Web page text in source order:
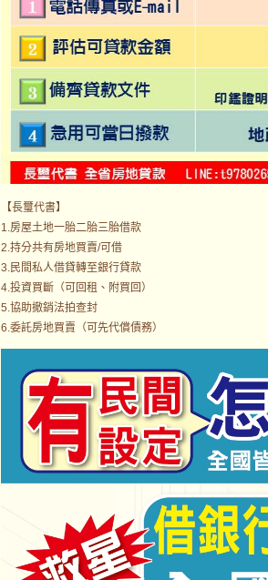
【長璽代書】
1.房屋土地一胎二胎三胎借款
2.持分共有房地買賣/可借
3.民間私人借貸轉至銀行貸款
4.投資買斷（可回租、附買回）
5.協助撤銷法拍查封
6.委託房地買賣（可先代償債務）